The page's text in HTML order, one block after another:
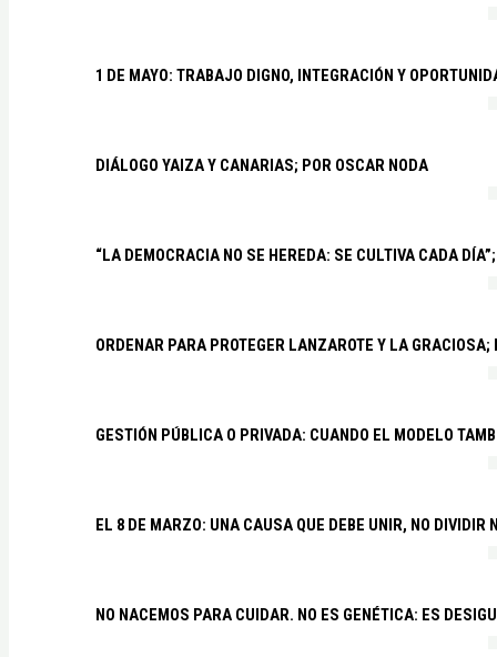
1 DE MAYO: TRABAJO DIGNO, INTEGRACIÓN Y
DIÁLOGO YAIZA Y CANARIAS; POR OSCAR NODA
“LA DEMOCRACIA NO SE HEREDA: SE CULTIVA CADA
ORDENAR PARA PROTEGER LANZAROTE Y LA
GESTIÓN PÚBLICA O PRIVADA: CUANDO EL MODELO
EL 8 DE MARZO: UNA CAUSA QUE DEBE UNIR, NO DIVIDIR
NO NACEMOS PARA CUIDAR. NO ES GENÉTICA: ES